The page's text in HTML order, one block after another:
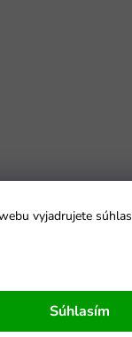
vyjadrujete
Súhlasím